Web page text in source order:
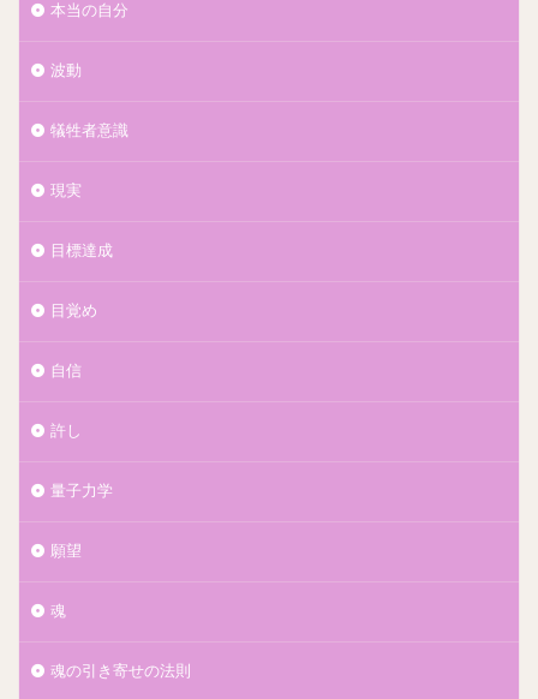
本当の自分
波動
犠牲者意識
現実
目標達成
目覚め
自信
許し
量子力学
願望
魂
魂の引き寄せの法則